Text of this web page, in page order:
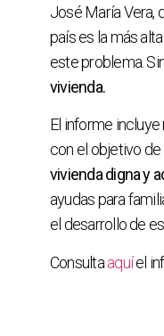
José María Vera,
país es la más
este problema.
vivienda.
El informe
con el objetivo de
vivienda digna y
ayudas para
el desarrollo de
Consultaaquíel